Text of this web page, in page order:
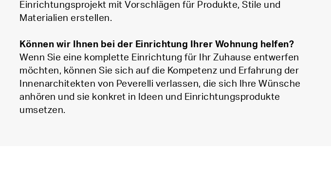
Einrichtungsprojekt mit Vorschlägen für Produkte, Stile und
Materialien erstellen.
Können wir Ihnen bei der Einrichtung Ihrer Wohnung helfen?
Wenn Sie eine komplette Einrichtung für Ihr Zuhause entwerfen
möchten, können Sie sich auf die Kompetenz und Erfahrung der
Innenarchitekten von Peverelli verlassen, die sich Ihre Wünsche
anhören und sie konkret in Ideen und Einrichtungsprodukte
umsetzen.